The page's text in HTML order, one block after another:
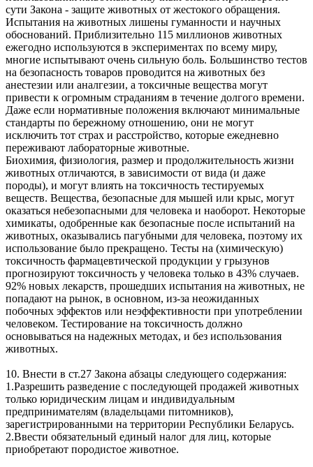
сути Закона - защите животных от жестокого обращения.
Испытания на животных лишены гуманности и научных
обоснований. Приблизительно 115 миллионов животных
ежегодно используются в экспериментах по всему миру,
многие испытывают очень сильную боль. Большинство тестов
на безопасность товаров проводится на животных без
анестезии или аналгезии, а токсичные вещества могут
привести к огромным страданиям в течение долгого времени.
Даже если нормативные положения включают минимальные
стандарты по бережному отношению, они не могут
исключить тот страх и расстройство, которые ежедневно
переживают лабораторные животные.
Биохимия, физиология, размер и продолжительность жизни
животных отличаются, в зависимости от вида (и даже
породы), и могут влиять на токсичность тестируемых
веществ. Вещества, безопасные для мышей или крыс, могут
оказаться небезопасными для человека и наоборот. Некоторые
химикаты, одобренные как безопасные после испытаний на
животных, оказывались пагубными для человека, поэтому их
использование было прекращено. Тесты на (химическую)
токсичность фармацевтической продукции у грызунов
прогнозируют токсичность у человека только в 43% случаев.
92% новых лекарств, прошедших испытания на животных, не
попадают на рынок, в основном, из-за неожиданных
побочных эффектов или неэффективности при употреблении
человеком. Тестирование на токсичность должно
основываться на надежных методах, и без использования
животных.
10. Внести в ст.27 Закона абзацы следующего содержания:
1.Разрешить разведение с последующей продажей животных
только юридическим лицам и индивидуальным
предпринимателям (владельцами питомников),
зарегистрированными на территории Республики Беларусь.
2.Ввести обязательный единый налог для лиц, которые
приобретают породистое животное.